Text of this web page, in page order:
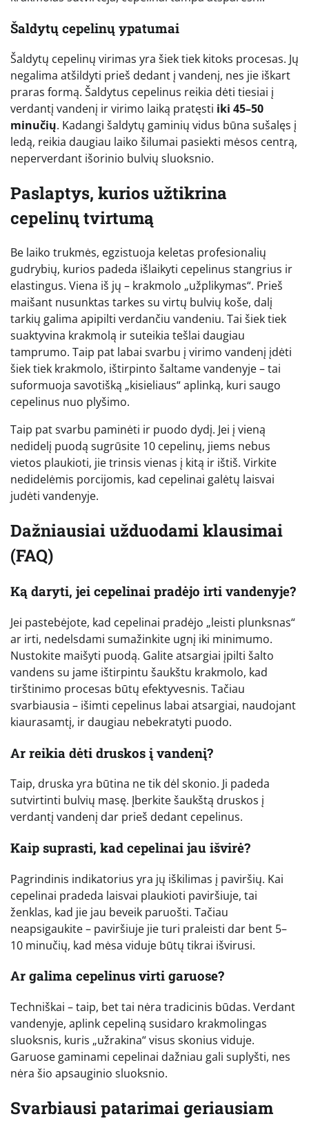
Šaldytų cepelinų ypatumai
Šaldytų cepelinų virimas yra šiek tiek kitoks procesas. Jų
negalima atšildyti prieš dedant į vandenį, nes jie iškart
praras formą. Šaldytus cepelinus reikia dėti tiesiai į
verdantį vandenį ir virimo laiką pratęsti iki 45–50
minučių. Kadangi šaldytų gaminių vidus būna sušalęs į
ledą, reikia daugiau laiko šilumai pasiekti mėsos centrą,
neperverdant išorinio bulvių sluoksnio.
Paslaptys, kurios užtikrina
cepelinų tvirtumą
Be laiko trukmės, egzistuoja keletas profesionalių
gudrybių, kurios padeda išlaikyti cepelinus stangrius ir
elastingus. Viena iš jų – krakmolo „užplikymas“. Prieš
maišant nusunktas tarkes su virtų bulvių koše, dalį
tarkių galima apipilti verdančiu vandeniu. Tai šiek tiek
suaktyvina krakmolą ir suteikia tešlai daugiau
tamprumo. Taip pat labai svarbu į virimo vandenį įdėti
šiek tiek krakmolo, ištirpinto šaltame vandenyje – tai
suformuoja savotišką „kisieliaus“ aplinką, kuri saugo
cepelinus nuo plyšimo.
Taip pat svarbu paminėti ir puodo dydį. Jei į vieną
nedidelį puodą sugrūsite 10 cepelinų, jiems nebus
vietos plaukioti, jie trinsis vienas į kitą ir ištiš. Virkite
nedidelėmis porcijomis, kad cepelinai galėtų laisvai
judėti vandenyje.
Dažniausiai užduodami klausimai
(FAQ)
Ką daryti, jei cepelinai pradėjo irti vandenyje?
Jei pastebėjote, kad cepelinai pradėjo „leisti plunksnas“
ar irti, nedelsdami sumažinkite ugnį iki minimumo.
Nustokite maišyti puodą. Galite atsargiai įpilti šalto
vandens su jame ištirpintu šaukštu krakmolo, kad
tirštinimo procesas būtų efektyvesnis. Tačiau
svarbiausia – išimti cepelinus labai atsargiai, naudojant
kiaurasamtį, ir daugiau nebekratyti puodo.
Ar reikia dėti druskos į vandenį?
Taip, druska yra būtina ne tik dėl skonio. Ji padeda
sutvirtinti bulvių masę. Įberkite šaukštą druskos į
verdantį vandenį dar prieš dedant cepelinus.
Kaip suprasti, kad cepelinai jau išvirė?
Pagrindinis indikatorius yra jų iškilimas į paviršių. Kai
cepelinai pradeda laisvai plaukioti paviršiuje, tai
ženklas, kad jie jau beveik paruošti. Tačiau
neapsigaukite – paviršiuje jie turi praleisti dar bent 5–
10 minučių, kad mėsa viduje būtų tikrai išvirusi.
Ar galima cepelinus virti garuose?
Techniškai – taip, bet tai nėra tradicinis būdas. Verdant
vandenyje, aplink cepeliną susidaro krakmolingas
sluoksnis, kuris „užrakina“ visus skonius viduje.
Garuose gaminami cepelinai dažniau gali suplyšti, nes
nėra šio apsauginio sluoksnio.
Svarbiausi patarimai geriausiam